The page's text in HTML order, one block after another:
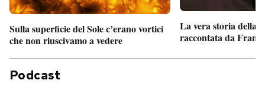
Sulla superficie del Sole c’erano vortici
che non riuscivamo a vedere
La vera storia della
raccontata da
Podcast